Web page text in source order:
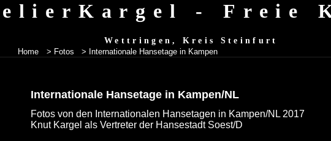
- Freie
Wettringen, Kreis Steinfurt
Home > Fotos > Internationale Hansetage in Kampen
Internationale Hansetage in Kampen/NL
Fotos von den Internationalen Hansetagen in Kampen/NL 2017
Knut Kargel als Vertreter der Hansestadt Soest/D